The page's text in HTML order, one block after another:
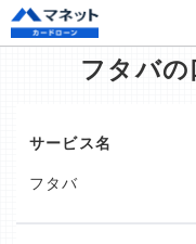
フタバの
サービス名
フタバ